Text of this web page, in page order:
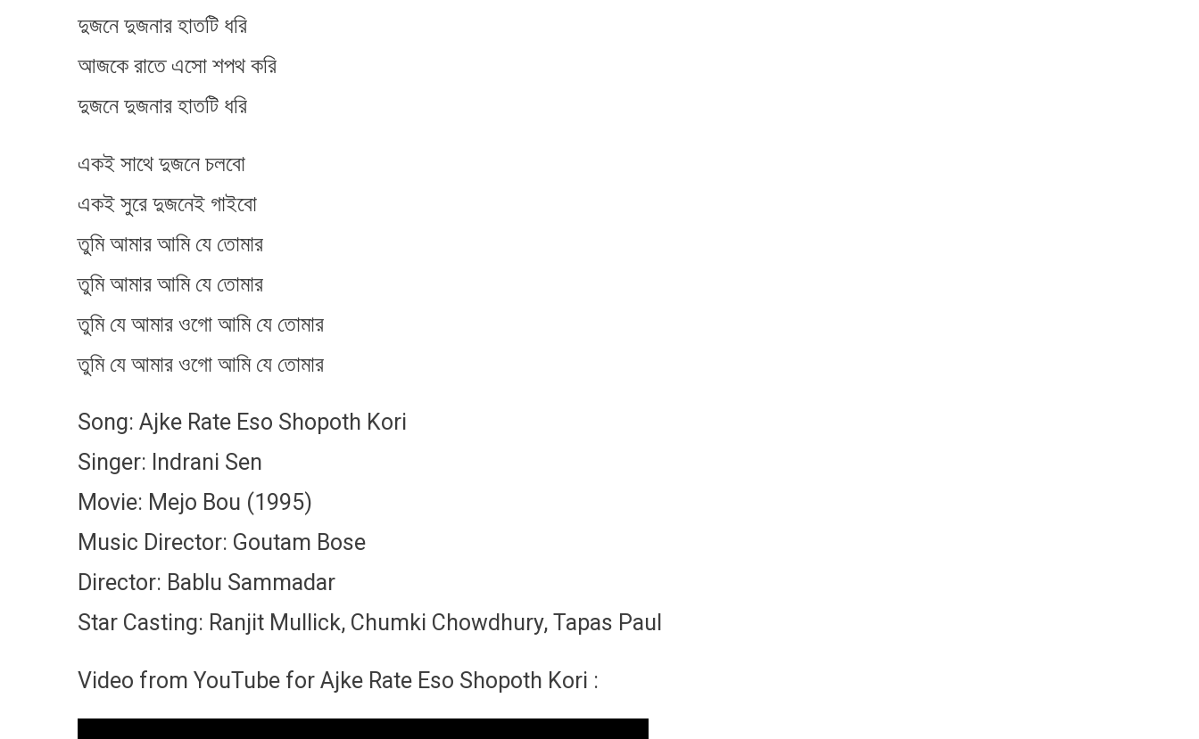
দুজনে দুজনার হাতটি ধরি
আজকে রাতে এসো শপথ করি
দুজনে দুজনার হাতটি ধরি
একই সাথে দুজনে চলবো
একই সুরে দুজনেই গাইবো
তুমি আমার আমি যে তোমার
তুমি আমার আমি যে তোমার
তুমি যে আমার ওগো আমি যে তোমার
তুমি যে আমার ওগো আমি যে তোমার
Song: Ajke Rate Eso Shopoth Kori
Singer: Indrani Sen
Movie: Mejo Bou (1995)
Music Director: Goutam Bose
Director: Bablu Sammadar
Star Casting: Ranjit Mullick, Chumki Chowdhury, Tapas Paul
Video from YouTube for Ajke Rate Eso Shopoth Kori :